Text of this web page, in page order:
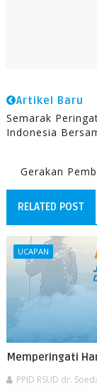
Artikel Baru
Semarak
Indonesia
Gerakan
RELATED POST
UCAPAN
Memperingati
PPID RSUD dr.